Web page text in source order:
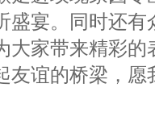
盛宴。同时还
大家带来精彩
友谊的桥梁，